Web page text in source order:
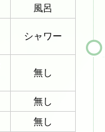
風呂
シャワー
無し
無し
無し